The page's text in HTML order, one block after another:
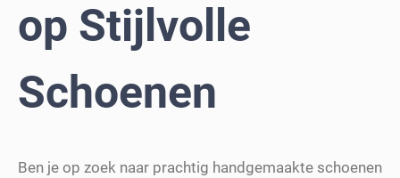
op Stijlvolle
Schoenen
Ben je op zoek naar prachtig handgemaakte schoenen